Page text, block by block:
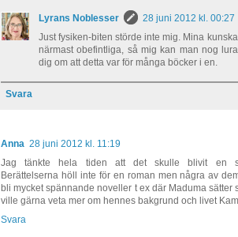
Lyrans Noblesser
28 juni 2012 kl. 00:27
Just fysiken-biten störde inte mig. Mina
närmast obefintliga, så mig kan man nog
dig om att detta var för många böcker i en.
Svara
Anna 28 juni 2012 kl. 11:19
Jag tänkte hela tiden att det skulle blivit en
Berättelserna höll inte för en roman men några av
bli mycket spännande noveller t ex där Maduma sätter
ville gärna veta mer om hennes bakgrund och livet
Svara